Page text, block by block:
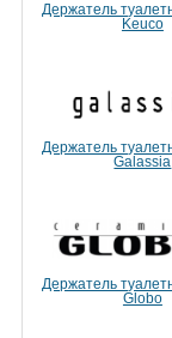
Держатель
Keuco
Держатель
Galassia
Держатель
Globo